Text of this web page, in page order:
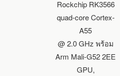
Rockchip RK3566
quad-core Cortex-
A55
@ 2.0 GHz พร้อม
Arm Mali-G52 2EE
GPU,